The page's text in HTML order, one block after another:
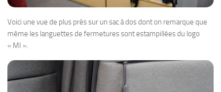
Voici une vue de plus près sur un sac à dos dont on remarque que
même les languettes de fermetures sont estampillées du logo
« MI ».